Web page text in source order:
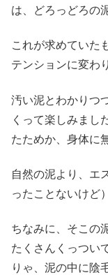
は、どろっどろの
これが求めていた
テンションに変わ
汚い泥とわかりつ
くって楽しみまし
たためか、身体に
自然の泥より、エ
ったことないけど
ちなみに、そこの
たくさんくっつい
りゃ、泥の中に陰